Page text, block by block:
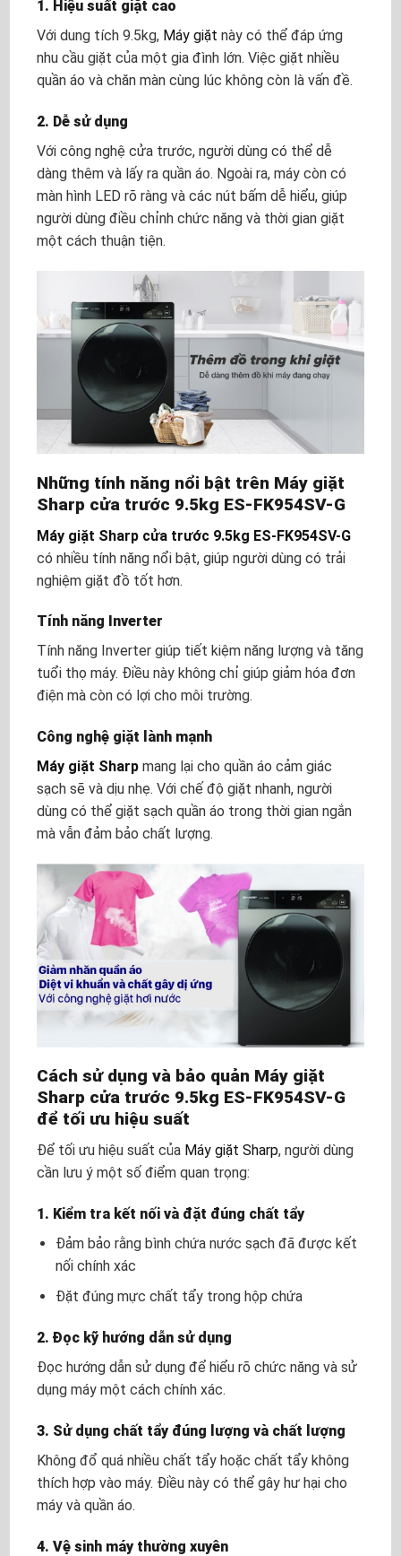
1. Hiệu suất giặt cao
Với dung tích 9.5kg, Máy giặt này có thể đáp ứng
nhu cầu giặt của một gia đình lớn. Việc giặt nhiều
quần áo và chăn màn cùng lúc không còn là vấn đề.
2. Dễ sử dụng
Với công nghệ cửa trước, người dùng có thể dễ
dàng thêm và lấy ra quần áo. Ngoài ra, máy còn có
màn hình LED rõ ràng và các nút bấm dễ hiểu, giúp
người dùng điều chỉnh chức năng và thời gian giặt
một cách thuận tiện.
Những tính năng nổi bật trên Máy giặt
Sharp cửa trước 9.5kg ES-FK954SV-G
Máy giặt Sharp cửa trước 9.5kg ES-FK954SV-G
có nhiều tính năng nổi bật, giúp người dùng có trải
nghiệm giặt đồ tốt hơn.
Tính năng Inverter
Tính năng Inverter giúp tiết kiệm năng lượng và tăng
tuổi thọ máy. Điều này không chỉ giúp giảm hóa đơn
điện mà còn có lợi cho môi trường.
Công nghệ giặt lành mạnh
Máy giặt Sharp mang lại cho quần áo cảm giác
sạch sẽ và dịu nhẹ. Với chế độ giặt nhanh, người
dùng có thể giặt sạch quần áo trong thời gian ngắn
mà vẫn đảm bảo chất lượng.
Cách sử dụng và bảo quản Máy giặt
Sharp cửa trước 9.5kg ES-FK954SV-G
để tối ưu hiệu suất
Để tối ưu hiệu suất của Máy giặt Sharp, người dùng
cần lưu ý một số điểm quan trọng:
1. Kiểm tra kết nối và đặt đúng chất tẩy
Đảm bảo rằng bình chứa nước sạch đã được kết
nối chính xác
Đặt đúng mực chất tẩy trong hộp chứa
2. Đọc kỹ hướng dẫn sử dụng
Đọc hướng dẫn sử dụng để hiểu rõ chức năng và sử
dụng máy một cách chính xác.
3. Sử dụng chất tẩy đúng lượng và chất lượng
Không đổ quá nhiều chất tẩy hoặc chất tẩy không
thích hợp vào máy. Điều này có thể gây hư hại cho
máy và quần áo.
4. Vệ sinh máy thường xuyên